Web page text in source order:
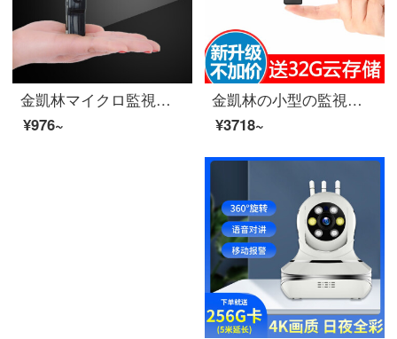
金凱林マイクロ監視カメラ小型監視カメラビデオ小型記録計小型充電カメラ家庭用監視カメラ小型録画カメラ黒帯16 G高速カード
¥976~
金凱林の小型の監視カメラの家庭用Wifi室内の夜間テレビの光がない高清の家庭用ネットの携帯電話は遠隔でマイクロカメラの超小型のビデオデッキの無線の高清+64 Gカードを観覧します。
¥3718~